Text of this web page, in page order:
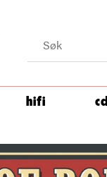
hifi cd